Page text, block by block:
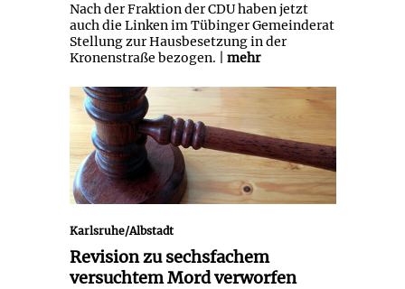
Nach der Fraktion der CDU haben jetzt
auch die Linken im Tübinger Gemeinderat
Stellung zur Hausbesetzung in der
Kronenstraße bezogen. | mehr
Revision zu sechsfachem
versuchtem Mord verworfen
Karlsruhe/Albstadt
Revision zu sechsfachem
versuchtem Mord verworfen